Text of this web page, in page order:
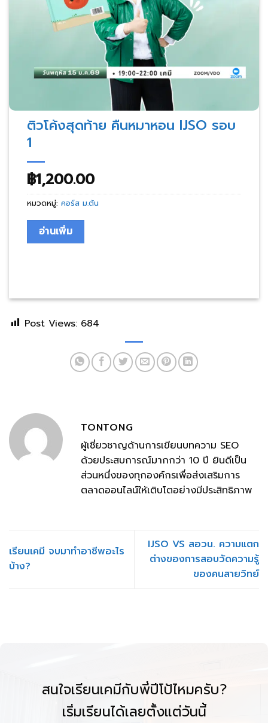
ติวโค้งสุดท้าย คืนหมาหอน IJSO รอบ
1
฿1,200.00
หมวดหมู่: คอร์ส ม.ต้น
อ่านเพิ่ม
Post Views: 684
TONTONG
ผู้เชี่ยวชาญด้านการเขียนบทความ SEO
ด้วยประสบการณ์มากกว่า 10 ปี ยินดีเป็น
ส่วนหนึ่งของทุกองค์กรเพื่อส่งเสริมการ
ตลาดออนไลน์ให้เติบโตอย่างมีประสิทธิภาพ
เรียนเคมี จบมาทำอาชีพอะไร
บ้าง?
IJSO VS สอวน. ความแตก
ต่างของการสอบวัดความรู้
ของคนสายวิทย์
สนใจเรียนเคมีกับพี่ปีโป้ไหมครับ?
เริ่มเรียนได้เลยตั้งแต่วันนี้